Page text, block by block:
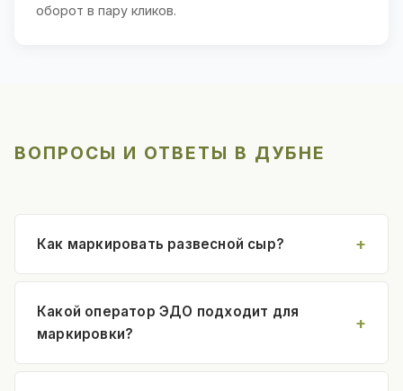
оборот в пару кликов.
ВОПРОСЫ И ОТВЕТЫ В ДУБНЕ
Как маркировать развесной сыр?
Какой оператор ЭДО подходит для
маркировки?